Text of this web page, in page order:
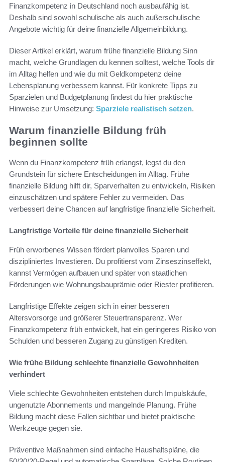
Finanzkompetenz in Deutschland noch ausbaufähig ist.
Deshalb sind sowohl schulische als auch außerschulische
Angebote wichtig für deine finanzielle Allgemeinbildung.
Dieser Artikel erklärt, warum frühe finanzielle Bildung Sinn
macht, welche Grundlagen du kennen solltest, welche Tools dir
im Alltag helfen und wie du mit Geldkompetenz deine
Lebensplanung verbessern kannst. Für konkrete Tipps zu
Sparzielen und Budgetplanung findest du hier praktische
Hinweise zur Umsetzung: Sparziele realistisch setzen.
Warum finanzielle Bildung früh
beginnen sollte
Wenn du Finanzkompetenz früh erlangst, legst du den
Grundstein für sichere Entscheidungen im Alltag. Frühe
finanzielle Bildung hilft dir, Sparverhalten zu entwickeln, Risiken
einzuschätzen und spätere Fehler zu vermeiden. Das
verbessert deine Chancen auf langfristige finanzielle Sicherheit.
Langfristige Vorteile für deine finanzielle Sicherheit
Früh erworbenes Wissen fördert planvolles Sparen und
diszipliniertes Investieren. Du profitierst vom Zinseszinseffekt,
kannst Vermögen aufbauen und später von staatlichen
Förderungen wie Wohnungsbauprämie oder Riester profitieren.
Langfristige Effekte zeigen sich in einer besseren
Altersvorsorge und größerer Steuertransparenz. Wer
Finanzkompetenz früh entwickelt, hat ein geringeres Risiko von
Schulden und besseren Zugang zu günstigen Krediten.
Wie frühe Bildung schlechte finanzielle Gewohnheiten
verhindert
Viele schlechte Gewohnheiten entstehen durch Impulskäufe,
ungenutzte Abonnements und mangelnde Planung. Frühe
Bildung macht diese Fallen sichtbar und bietet praktische
Werkzeuge gegen sie.
Präventive Maßnahmen sind einfache Haushaltspläne, die